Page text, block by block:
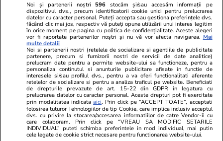
Știri Externe 29 iul.
Ultima noapte a prințului saudit găsit mort
într-un hotel de lux din Londra: autopsia a
dezvăluit cauza morții
Horoscop 29 iul.
Horoscop 30 iulie 2026. Tauriii se interesează
mai puțin ce se discută în spatele ușilor
închise, gestionează mai bine orice sursă de
Noi și partenerii noștri 596 stocăm și/sau accesăm informații pe
dispozitivul dvs., precum identificatorii cookie unici pentru prelucrarea
datelor cu caracter personal. Puteți accepta sau gestiona preferințele dvs.
făcând clic mai jos, respectiv vă puteți opune utilizării unui interes legitim
în orice moment pe pagina cu politica de confidențialitate. Aceste alegeri
vor fi raportate partenerilor noștri și nu vă vor afecta navigarea. Mai
multe detalii
Noi si partenerii nostri (retelele de socializare si agentiile de publicitate
partenere, precum si furnizorii nostri de servicii de date analitice)
prelucram date pentru a permite website-ului sa functioneze, pentru a
personaliza continutul si anunturile publicitare afisate in functie de
interesele si/sau profilul dvs., pentru a va oferi functionalitati aferente
retelelor de socializare si pentru a analiza traficul pe website. Beneficiati
de drepturile prevazute de art. 15-22 din GDPR in legatura cu
prelucrarea datelor cu caracter personal. Aceste drepturi pot fi exercitate
prin modalitatea indicataaici. Prin click pe “ACCEPT TOATE”, acceptati
folosirea tuturor Tehnologiilor de tip Cookie, care implica inclusiv acceptul
dvs. cu privire la stocarea/accesarea informatiilor de catre Vendor-ii cu
care colaboram. Prin click pe “VREAU SA MODIFIC SETARILE
INDIVIDUAL” puteti schimba preferintele in mod individual, mai putin
cele legate de cookie strict necesare pentru functionarea website-ului.